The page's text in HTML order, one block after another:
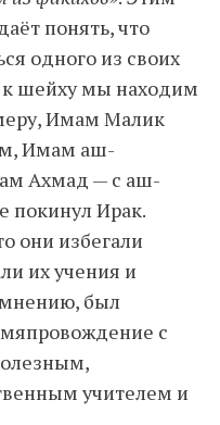
понять, что
одного из своих
шейху мы находим
Имам Малик
Имам аш-
Ахмад — с аш-
покинул Ирак.
они избегали
их учения и
мнению, был
с
учителем и